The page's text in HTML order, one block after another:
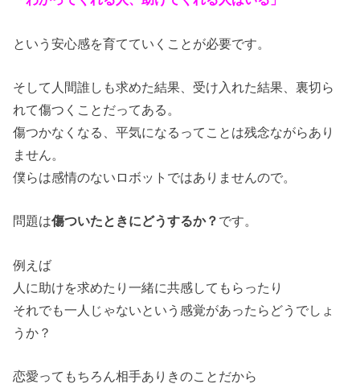
という安心感を育てていくことが必要です。
そして人間誰しも求めた結果、受け入れた結果、裏切ら
れて傷つくことだってある。
傷つかなくなる、平気になるってことは残念ながらあり
ません。
僕らは感情のないロボットではありませんので。
問題は傷ついたときにどうするか？ です。
例えば
人に助けを求めたり一緒に共感してもらったり
それでも一人じゃないという感覚があったらどうでしょ
うか？
恋愛ってもちろん相手ありきのことだから